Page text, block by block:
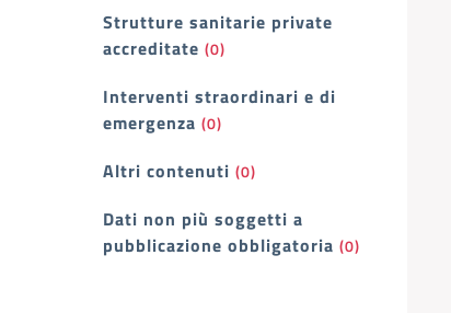
Strutture sanitarie private
accreditate (0)
Interventi straordinari e di
emergenza (0)
Altri contenuti (0)
Dati non più soggetti a
pubblicazione obbligatoria (0)